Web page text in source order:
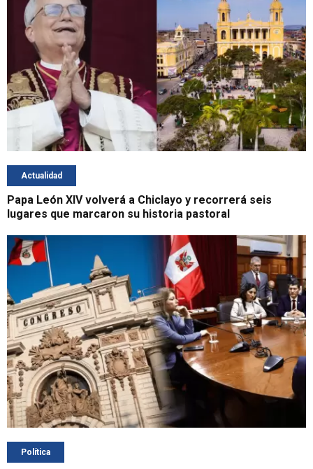
Actualidad
Papa León XIV volverá a Chiclayo y recorrerá seis
lugares que marcaron su historia pastoral
Política